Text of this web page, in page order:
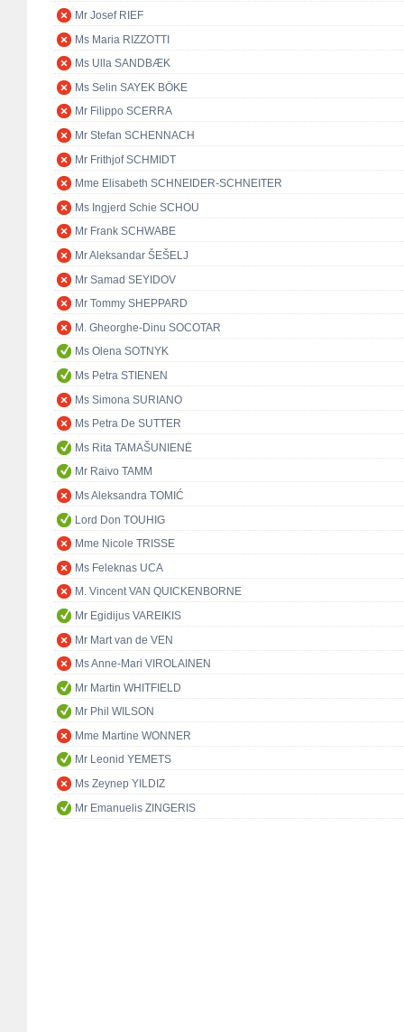
Mr Josef RIEF
Ms Maria RIZZOTTI
Ms Ulla SANDBÆK
Ms Selin SAYEK BÖKE
Mr Filippo SCERRA
Mr Stefan SCHENNACH
Mr Frithjof SCHMIDT
Mme Elisabeth SCHNEIDER-SCHNEITER
Ms Ingjerd Schie SCHOU
Mr Frank SCHWABE
Mr Aleksandar ŠEŠELJ
Mr Samad SEYIDOV
Mr Tommy SHEPPARD
M. Gheorghe-Dinu SOCOTAR
Ms Olena SOTNYK
Ms Petra STIENEN
Ms Simona SURIANO
Ms Petra De SUTTER
Ms Rita TAMAŠUNIENĖ
Mr Raivo TAMM
Ms Aleksandra TOMIĆ
Lord Don TOUHIG
Mme Nicole TRISSE
Ms Feleknas UCA
M. Vincent VAN QUICKENBORNE
Mr Egidijus VAREIKIS
Mr Mart van de VEN
Ms Anne-Mari VIROLAINEN
Mr Martin WHITFIELD
Mr Phil WILSON
Mme Martine WONNER
Mr Leonid YEMETS
Ms Zeynep YILDIZ
Mr Emanuelis ZINGERIS